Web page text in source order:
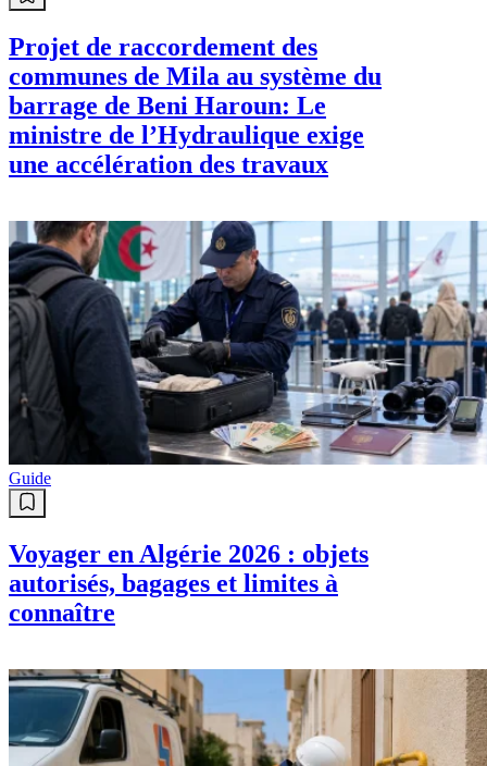
Projet de raccordement des
communes de Mila au système du
barrage de Beni Haroun: Le
ministre de l’Hydraulique exige
une accélération des travaux
Guide
Voyager en Algérie 2026 : objets
autorisés, bagages et limites à
connaître